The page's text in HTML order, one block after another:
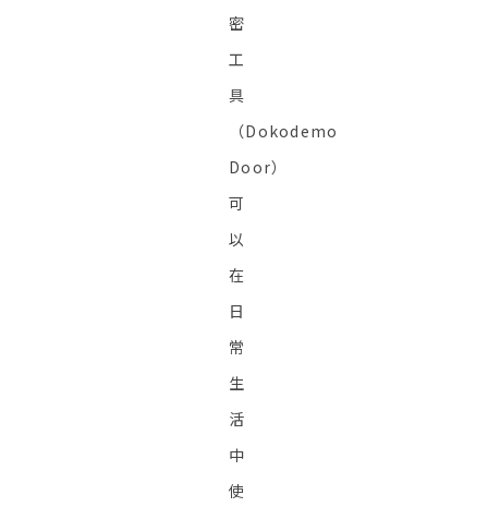
密
工
具
（Dokodemo
Door）
可
以
在
日
常
生
活
中
使